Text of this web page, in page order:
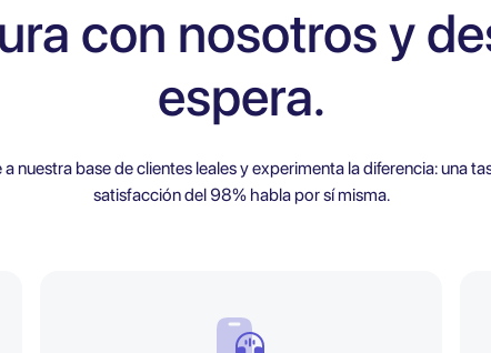
con nosotros y
espera.
a nuestra base de clientes leales y experimenta la diferencia: una
satisfacción del 98% habla por sí misma.